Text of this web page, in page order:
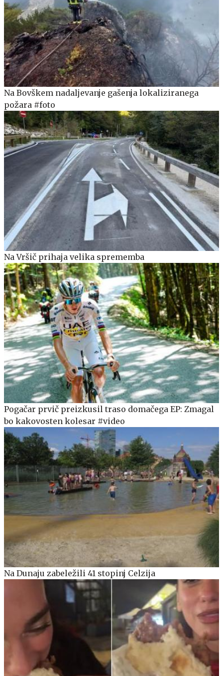
Na Bovškem nadaljevanje gašenja lokaliziranega
požara #foto
Na Vršič prihaja velika sprememba
Pogačar prvič preizkusil traso domačega EP: Zmagal
bo kakovosten kolesar #video
Na Dunaju zabeležili 41 stopinj Celzija